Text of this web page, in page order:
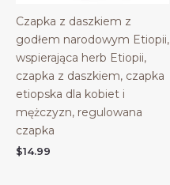
Czapka z daszkiem z
godłem narodowym Etiopii,
wspierająca herb Etiopii,
czapka z daszkiem, czapka
etiopska dla kobiet i
mężczyzn, regulowana
czapka
$14.99